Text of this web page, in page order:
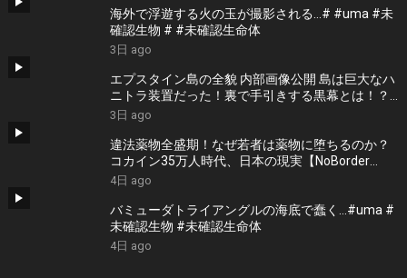
海外で浮遊する火の玉が撮影される…# #uma #未
確認生物 # #未確認生命体
3日 ago
エプスタイン島の全貌 内部画像公開 島は巨大なハ
ニトラ装置だった！裏で手引きする黒幕とは！？
＜独特な視点の客が集まるBARシーズン3#8＞
3日 ago
違法薬物全盛期！なぜ若者は薬物に堕ちるのか？
コカイン35万人時代、日本の現実【NoBorder
#58】
4日 ago
バミューダトライアングルの海底で蠢く…#uma #
未確認生物 #未確認生命体
4日 ago